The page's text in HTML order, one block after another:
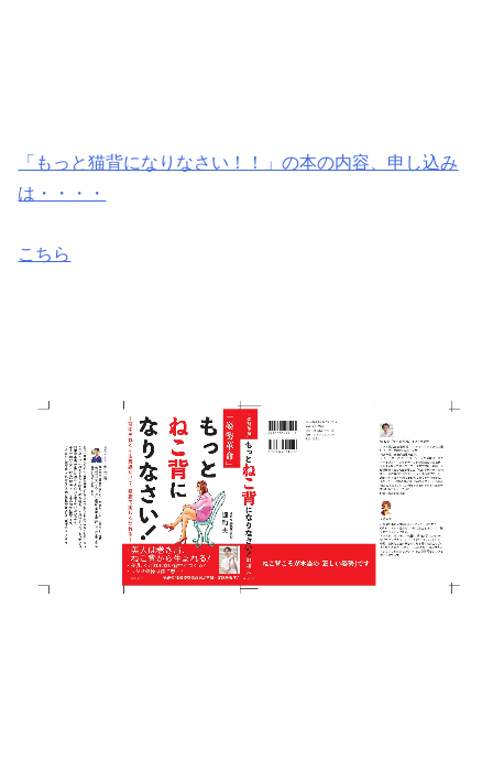
「もっと猫背になりなさい！！」の本の内容、申し込み
は・・・・
こちら